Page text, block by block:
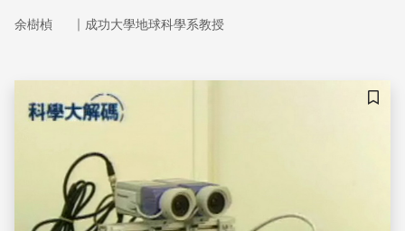
余樹楨 ｜ 成功大學地球科學系教授
儲存